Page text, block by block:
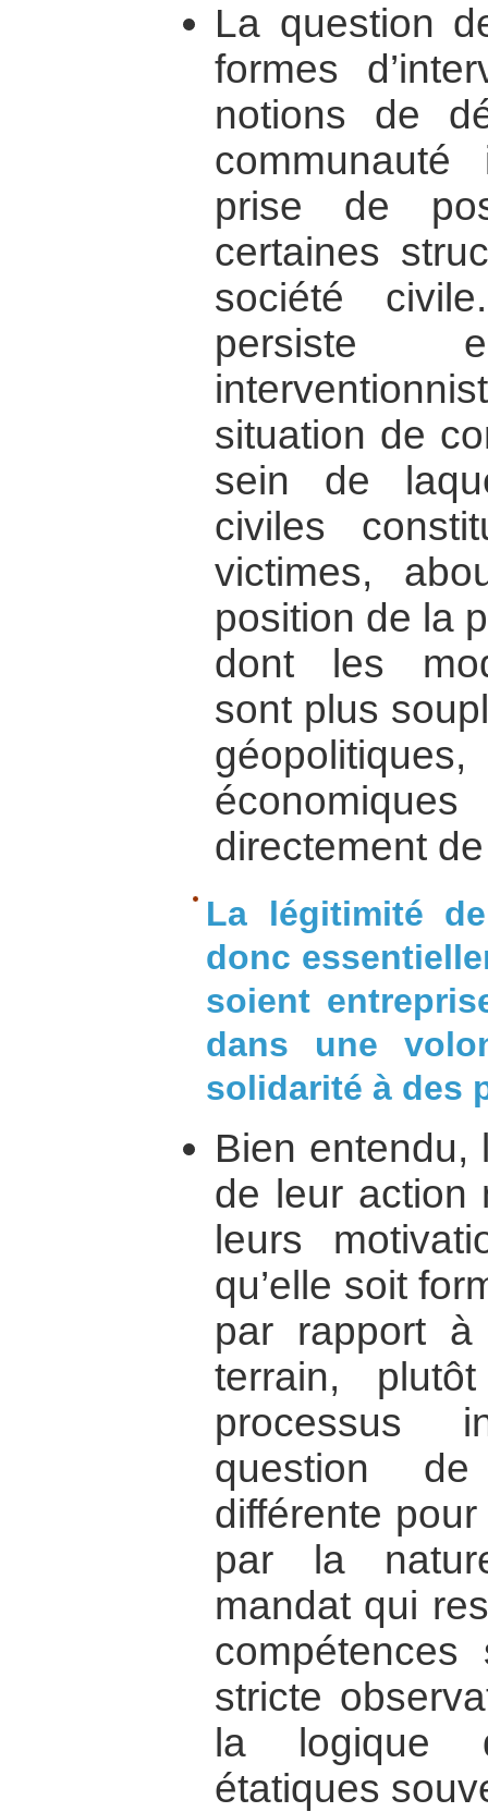
La question
formes
notions de
prise de
certaines
société
persiste
situation de
sein de
civiles
victimes,
position de la
dont les
sont plus
directement
La légitimité
donc
soient
dans une
solidarité à des
Bien entendu,
de leur action
leurs
qu’elle soit
par rapport
terrain,
processus
question
différente
par la
mandat qui
stricte
la logique
étatiques